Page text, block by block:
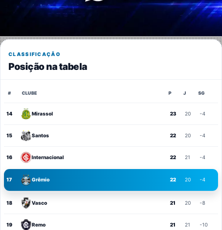
CLASSIFICAÇÃO
Posição na tabela
# CLUBE P J SG
14 Mirassol 23 20 -4
15 Santos 22 20 -4
16 Internacional 22 21 -4
17 Grêmio 22 20 -4
18 Vasco 21 20 -8
19 Remo 21 21 -10